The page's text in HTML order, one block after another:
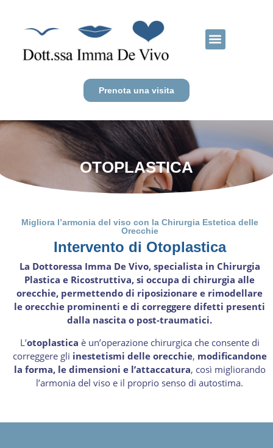
Prenota una visita
OTOPLASTICA
Migliora l’armonia del viso con la Chirurgia Estetica delle
Orecchie
Intervento di Otoplastica
La Dottoressa Imma De Vivo, specialista in Chirurgia
Plastica e Ricostruttiva, si occupa di chirurgia alle
orecchie, permettendo di riposizionare e rimodellare
le orecchie prominenti e di correggere difetti presenti
dalla nascita o post-traumatici.
L’otoplastica è un’operazione chirurgica che consente di
correggere gli inestetismi delle orecchie, modificandone
la forma, le dimensioni e l’attaccatura, così migliorando
l’armonia del viso e il proprio senso di autostima.